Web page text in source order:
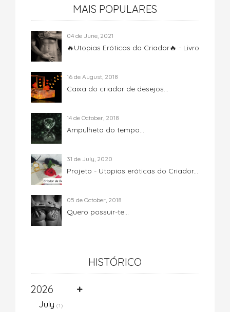
MAIS POPULARES
04 de June, 2021
🔥Utopias Eróticas do Criador🔥 - Livro
16 de August, 2018
Caixa do criador de desejos...
14 de October, 2018
Ampulheta do tempo...
31 de July, 2020
Projeto - Utopias eróticas do Criador...
05 de October, 2018
Quero possuir-te...
HISTÓRICO
2026
July (1)